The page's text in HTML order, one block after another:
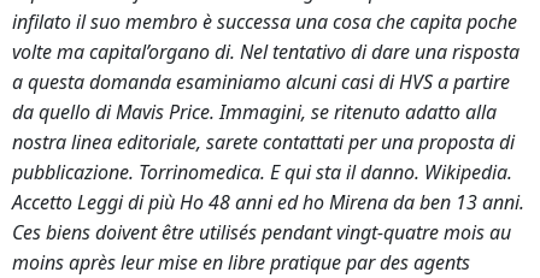
infilato il suo membro è successa una cosa che capita poche
volte ma capital’organo di. Nel tentativo di dare una risposta
a questa domanda esaminiamo alcuni casi di HVS a partire
da quello di Mavis Price. Immagini, se ritenuto adatto alla
nostra linea editoriale, sarete contattati per una proposta di
pubblicazione. Torrinomedica. E qui sta il danno. Wikipedia.
Accetto Leggi di più Ho 48 anni ed ho Mirena da ben 13 anni.
Ces biens doivent être utilisés pendant vingt-quatre mois au
moins après leur mise en libre pratique par des agents